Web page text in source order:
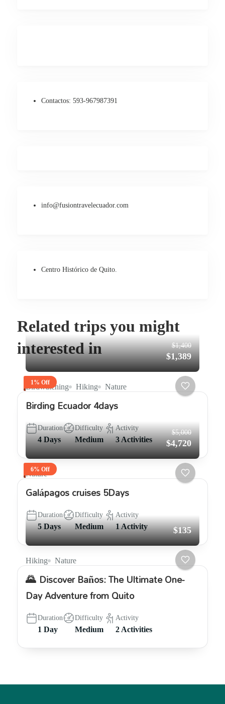
Contactos: 593-967987391
info@fusiontravelecuador.com
Centro Histórico de Quito.
Related trips you might
interested in
1% Off
$1,400
$1,389
Birdwatching Hiking Nature
Birding Ecuador 4days
Duration
4 Days
Difficulty
Medium
Activity
3 Activities
6% Off
$5,000
$4,720
Nature
Galápagos cruises 5Days
Duration
5 Days
Difficulty
Medium
Activity
1 Activity $135
Hiking Nature
🌄 Discover Baños: The Ultimate One-
Day Adventure from Quito
Duration
1 Day
Difficulty
Medium
Activity
2 Activities